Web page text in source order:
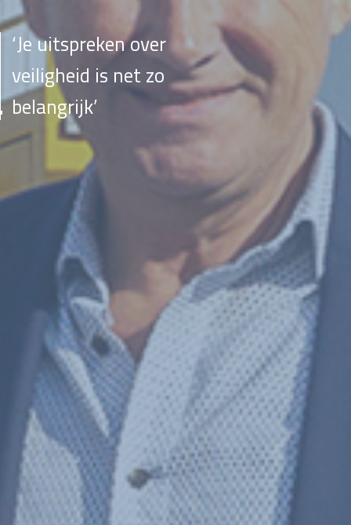
‘Je uitspreken over
veiligheid is net zo
belangrijk’